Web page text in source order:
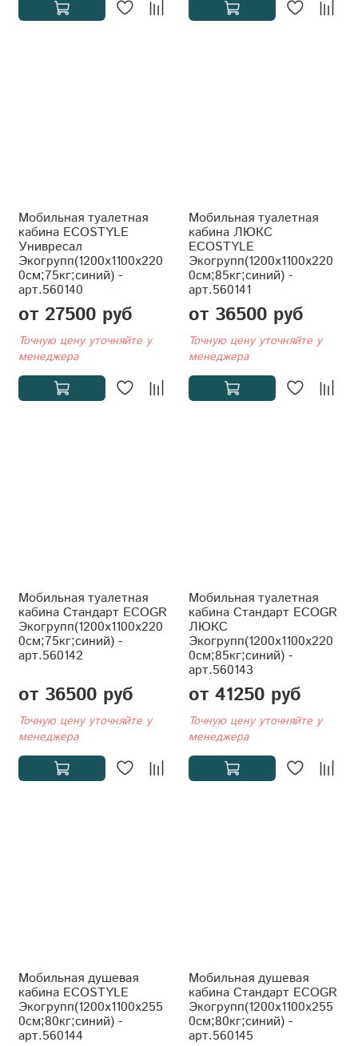
Мобильная туалетная
кабина ECOSTYLE
Унивресал
Экогрупп(1200x1100x220
0см;75кг;синий) -
арт.560140
от 27500 руб
Точную цену уточняйте у
менеджера
Мобильная туалетная
кабина ЛЮКС
ECOSTYLE
Экогрупп(1200x1100x220
0см;85кг;синий) -
арт.560141
от 36500 руб
Точную цену уточняйте у
менеджера
Мобильная туалетная
кабина Стандарт ECOGR
Экогрупп(1200x1100x220
0см;75кг;синий) -
арт.560142
от 36500 руб
Точную цену уточняйте у
менеджера
Мобильная туалетная
кабина Стандарт ECOGR
ЛЮКС
Экогрупп(1200x1100x220
0см;85кг;синий) -
арт.560143
от 41250 руб
Точную цену уточняйте у
менеджера
Мобильная душевая
кабина ECOSTYLE
Экогрупп(1200x1100x255
0см;80кг;синий) -
арт.560144
Мобильная душевая
кабина Стандарт ECOGR
Экогрупп(1200x1100x255
0см;80кг;синий) -
арт.560145